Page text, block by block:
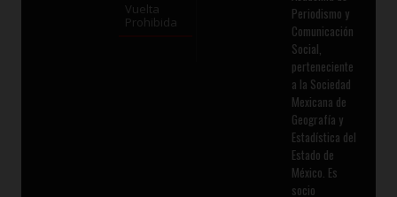
Vuelta
Prohibida
Periodismo y
Comunicación
Social,
perteneciente
a la Sociedad
Mexicana de
Geografía y
Estadística del
Estado de
México. Es
socio